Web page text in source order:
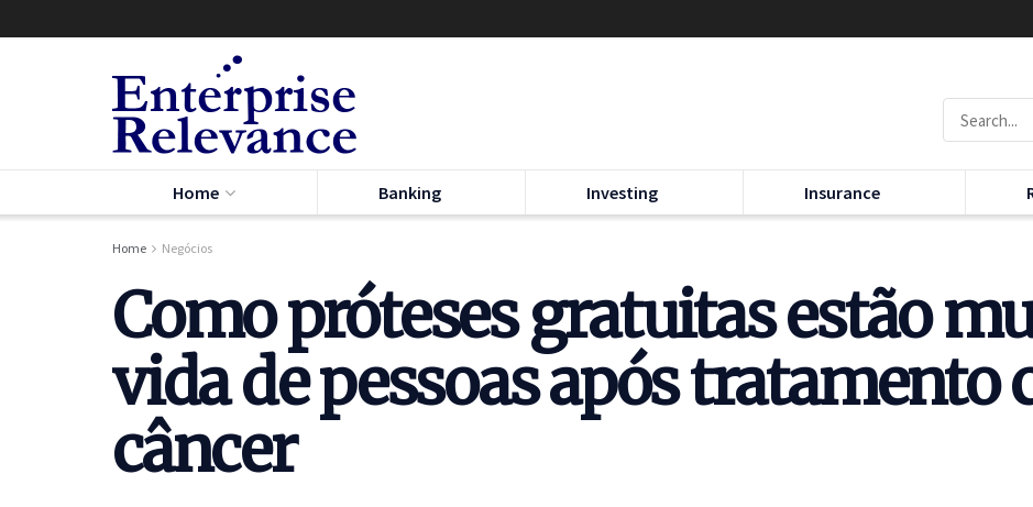
Home Banking Investing Insurance
Home Negócios
Como próteses gratuitas estão
vida de pessoas após tratamento
câncer